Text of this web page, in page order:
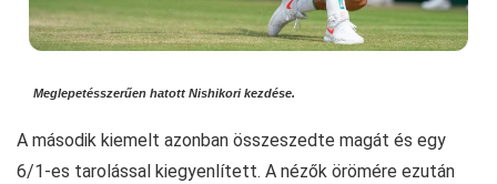
Meglepetésszerűen hatott Nishikori kezdése.
A második kiemelt azonban összeszedte magát és egy
6/1-es tarolással kiegyenlített. A nézők örömére ezután